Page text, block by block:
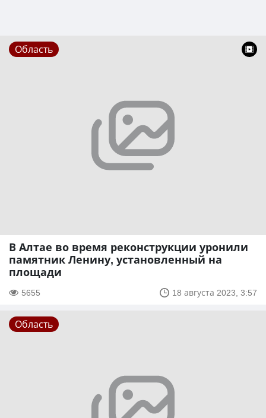
Область
В Алтае во время реконструкции уронили
памятник Ленину, установленный на
площади
5655 18 августа 2023, 3:57
Область